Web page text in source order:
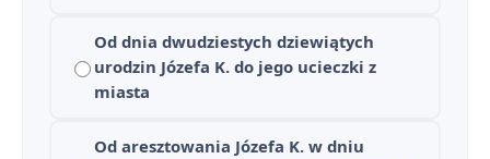
Od dnia dwudziestych dziewiątych
urodzin Józefa K. do jego ucieczki z
miasta
Od aresztowania Józefa K. w dniu
Proces — streszczenie krótkie i szczegółowe
Proces - plan wydarzeń